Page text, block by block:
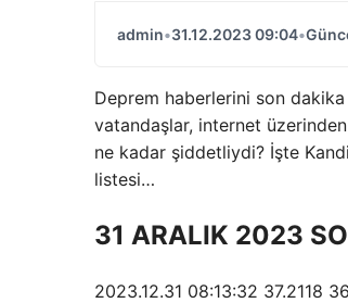
admin•31.12.2023 09:04•
Deprem haberlerini son dakika
vatandaşlar, internet
ne kadar şiddetliydi? İşte
listesi…
31 ARALIK 2023
2023.12.31 08:13:32 37.2118